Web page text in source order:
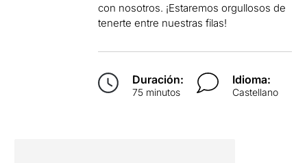
con nosotros. ¡Estaremos orgullosos de
tenerte entre nuestras filas!
Duración:
75 minutos
Idioma:
Castellano